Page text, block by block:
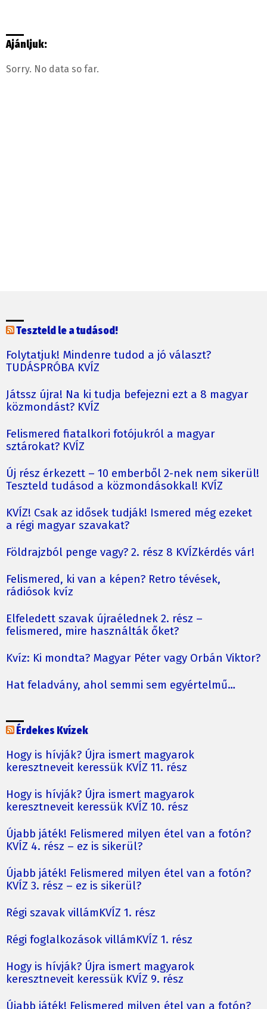
Ajánljuk:
Sorry. No data so far.
Teszteld le a tudásod!
Folytatjuk! Mindenre tudod a jó választ?
TUDÁSPRÓBA KVÍZ
Játssz újra! Na ki tudja befejezni ezt a 8 magyar
közmondást? KVÍZ
Felismered fiatalkori fotójukról a magyar
sztárokat? KVÍZ
Új rész érkezett – 10 emberből 2-nek nem sikerül!
Teszteld tudásod a közmondásokkal! KVÍZ
KVÍZ! Csak az idősek tudják! Ismered még ezeket
a régi magyar szavakat?
Földrajzból penge vagy? 2. rész 8 KVÍZkérdés vár!
Felismered, ki van a képen? Retro tévések,
rádiósok kvíz
Elfeledett szavak újraélednek 2. rész –
felismered, mire használták őket?
Kvíz: Ki mondta? Magyar Péter vagy Orbán Viktor?
Hat feladvány, ahol semmi sem egyértelmű…
Érdekes Kvízek
Hogy is hívják? Újra ismert magyarok
keresztneveit keressük KVÍZ 11. rész
Hogy is hívják? Újra ismert magyarok
keresztneveit keressük KVÍZ 10. rész
Újabb játék! Felismered milyen étel van a fotón?
KVÍZ 4. rész – ez is sikerül?
Újabb játék! Felismered milyen étel van a fotón?
KVÍZ 3. rész – ez is sikerül?
Régi szavak villámKVÍZ 1. rész
Régi foglalkozások villámKVÍZ 1. rész
Hogy is hívják? Újra ismert magyarok
keresztneveit keressük KVÍZ 9. rész
Újabb játék! Felismered milyen étel van a fotón?